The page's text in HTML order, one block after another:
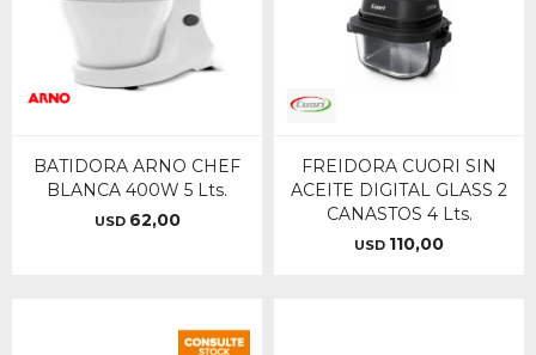
BATIDORA ARNO CHEF
BLANCA 400W 5 Lts.
USD 62,00
FREIDORA CUORI SIN
ACEITE DIGITAL GLASS 2
CANASTOS 4 Lts.
USD 110,00